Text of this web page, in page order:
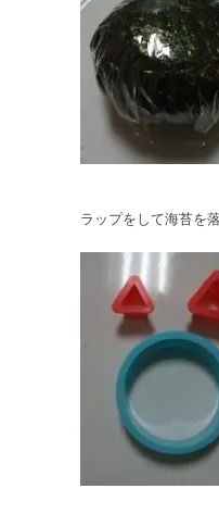
ラップをして海苔を